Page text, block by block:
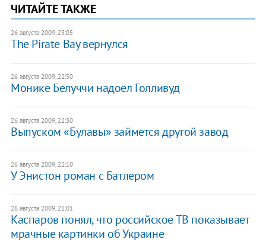
ЧИТАЙТЕ ТАКЖЕ
26 августа 2009, 23:05
The Pirate Bay вернулся
26 августа 2009, 22:50
Монике Белуччи надоел Голливуд
26 августа 2009, 22:30
Выпуском «Булавы» займется другой завод
26 августа 2009, 22:10
У Энистон роман с Батлером
26 августа 2009, 21:01
Каспаров понял, что российское ТВ показывает
мрачные картинки об Украине